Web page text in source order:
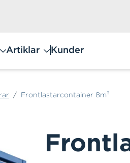
Artiklar Kunder
/ Frontlastarcontainer 8m³